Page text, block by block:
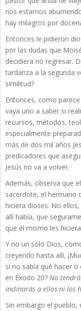
nos estamos
hay milagros por
Entonces le pidieron
por las dudas que
decidiera no regresar.
tardanza a la segunda
similitud?
Entonces, como
vaya uno a saber si
recursos, métodos,
especialmente
más de dos mil años
predicadores que
Jesús no va a volver.
Además, observa que
sacerdote, el hermano
hiciera dioses. No
allí había, que
que él mismo les
Y no un solo Dios,
creyendo hasta allí,
si no sabía qué hacer
en Éxodo 20? No
inclinarás a ellos ni los
Sin embargo el